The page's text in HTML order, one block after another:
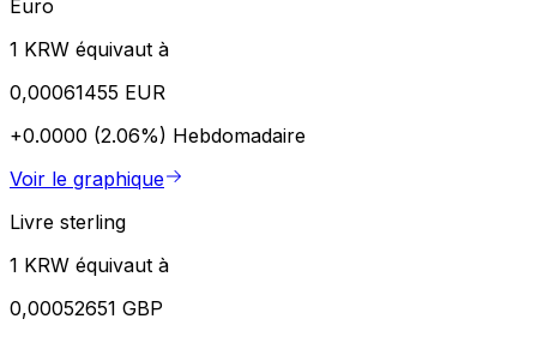
Euro
1 KRW équivaut à
0,00061455 EUR
+0.0000 (2.06%) Hebdomadaire
Voir le graphique
Livre sterling
1 KRW équivaut à
0,00052651 GBP